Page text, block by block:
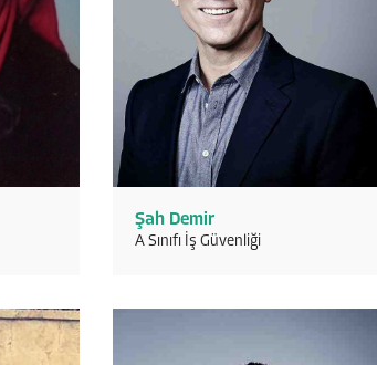
Şah Demir
A Sınıfı İş Güvenliği